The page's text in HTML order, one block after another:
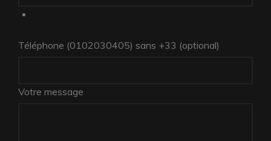
Téléphone (0102030405) sans +33 (optional)
Votre message